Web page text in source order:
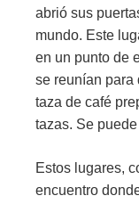
abrió sus
mundo. Este
en un punto de
se reunían para
taza de café
tazas. Se
Estos lugares,
encuentro